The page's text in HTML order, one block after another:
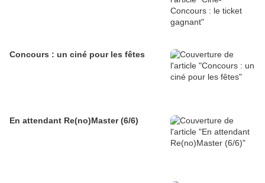
Concours : un ciné pour les fêtes
En attendant Re(no)Master (6/6)